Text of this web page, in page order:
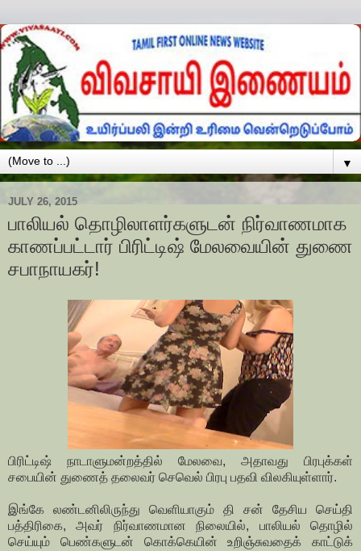
▼
JULY 26, 2015
பாலியல் தொழிலாளர்களுடன் நிர்வாணமாக
காணப்பட்டார் பிரிட்டிஷ் மேலவையின் துணை
சபாநாயகர்!
பிரிட்டிஷ் நாடாளுமன்றத்தில் மேலவை, அதாவது பிரபுக்கள்
சபையின் துணைத் தலைவர் செவெல் பிரபு பதவி விலகியுள்ளார்.
இங்கே லண்டனிலிருந்து வெளியாகும் தி சன் தேசிய செய்தி
பத்திரிகை, அவர் நிர்வாணமான நிலையில், பாலியல் தொழில்
செய்யும் பெண்களுடன் கொக்கெயின் உறிஞ்சுவதைக் காட்டுக்